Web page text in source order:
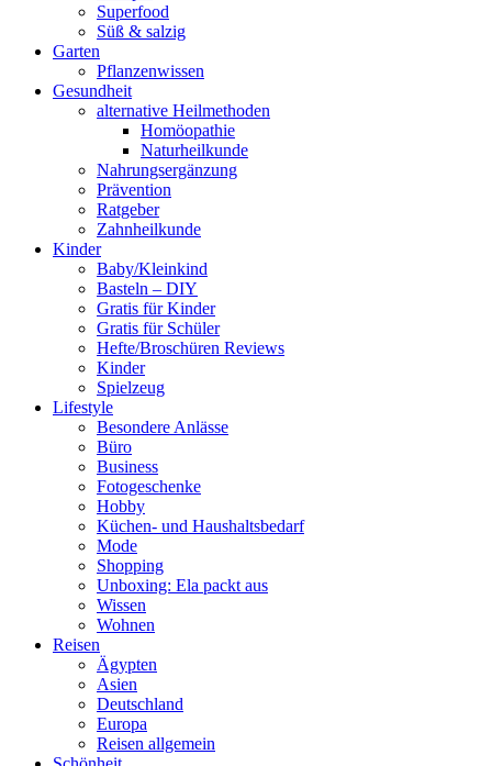
Superfood
Süß & salzig
Garten
Pflanzenwissen
Gesundheit
alternative Heilmethoden
Homöopathie
Naturheilkunde
Nahrungsergänzung
Prävention
Ratgeber
Zahnheilkunde
Kinder
Baby/Kleinkind
Basteln – DIY
Gratis für Kinder
Gratis für Schüler
Hefte/Broschüren Reviews
Kinder
Spielzeug
Lifestyle
Besondere Anlässe
Büro
Business
Fotogeschenke
Hobby
Küchen- und Haushaltsbedarf
Mode
Shopping
Unboxing: Ela packt aus
Wissen
Wohnen
Reisen
Ägypten
Asien
Deutschland
Europa
Reisen allgemein